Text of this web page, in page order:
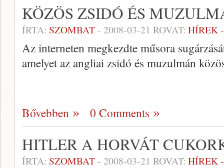
KÖZÖS ZSIDÓ ÉS
ÍRTA: SZOMBAT- 2008-03-21 ROVAT: HÍREK
Az interneten megkezdte műsora
amelyet az angliai zsidó és muzulmán
Bővebben 0 Comments
HITLER A HORVÁT
ÍRTA: SZOMBAT- 2008-03-21 ROVAT: HÍREK